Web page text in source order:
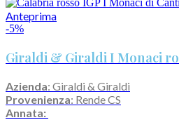
Anteprima
-5%
Giraldi & Giraldi I Monaci
Azienda: Giraldi & Giraldi
Provenienza: Rende CS
Annata: